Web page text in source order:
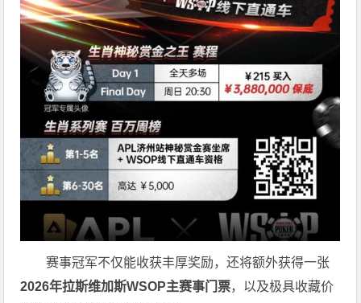
赛事冠军不仅能收获丰厚奖励，还将额外获得一张
2026年拉斯维加斯WSOP主赛事门票，以及极具收藏价